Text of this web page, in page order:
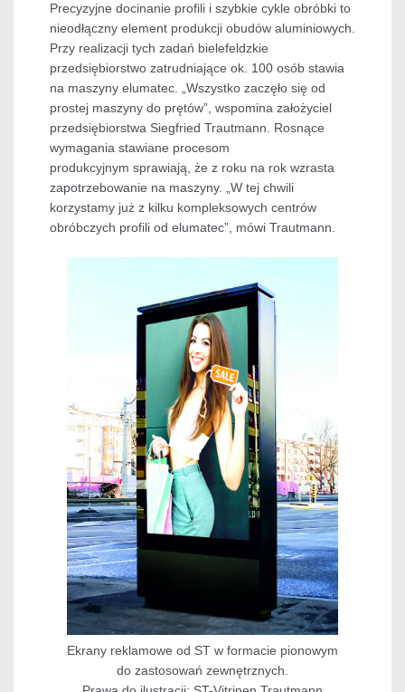
Precyzyjne docinanie profili i szybkie cykle obróbki to
nieodłączny element produkcji obudów aluminiowych.
Przy realizacji tych zadań bielefeldzkie
przedsiębiorstwo zatrudniające ok. 100 osób stawia
na maszyny elumatec. „Wszystko zaczęło się od
prostej maszyny do prętów”, wspomina założyciel
przedsiębiorstwa Siegfried Trautmann. Rosnące
wymagania stawiane procesom
produkcyjnym sprawiają, że z roku na rok wzrasta
zapotrzebowanie na maszyny. „W tej chwili
korzystamy już z kilku kompleksowych centrów
obróbczych profili od elumatec”, mówi Trautmann.
Ekrany reklamowe od ST w formacie pionowym
do zastosowań zewnętrznych.